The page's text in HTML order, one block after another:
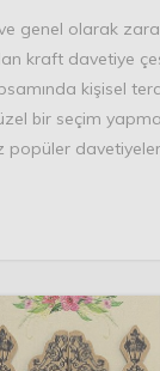
genel olarak
kraft davetiye
kişisel
bir seçim
popüler